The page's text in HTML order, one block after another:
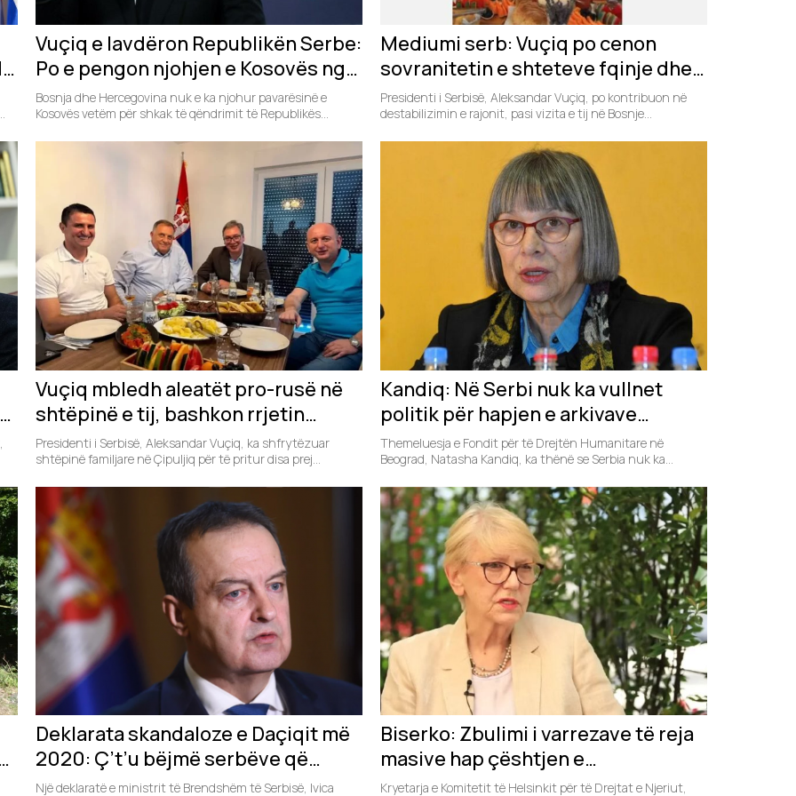
Vuçiq e lavdëron Republikën Serbe:
Po e pengon njohjen e Kosovës nga
Bosnja e Hercegovina
Bosnja dhe Hercegovina nuk e ka njohur pavarësinë e
Kosovës vetëm për shkak të qëndrimit të Republikës...
Mediumi serb: Vuçiq po cenon
sovranitetin e shteteve fqinje dhe
po kthehet në faktor destabilizues
të Ballkanit
Presidenti i Serbisë, Aleksandar Vuçiq, po kontribuon në
destabilizimin e rajonit, pasi vizita e tij në Bosnje...
Vuçiq mbledh aleatët pro-rusë në
shtëpinë e tij, bashkon rrjetin
politik të “Botës serbe”
Presidenti i Serbisë, Aleksandar Vuçiq, ka shfrytëzuar
shtëpinë familjare në Çipuljiq për të pritur disa prej
Kandiq: Në Serbi nuk ka vullnet
politik për hapjen e arkivave
shtetërore
Themeluesja e Fondit për të Drejtën Humanitare në
Beograd, Natasha Kandiq, ka thënë se Serbia nuk ka...
Deklarata skandaloze e Daçiqit më
2020: Ç’t’u bëjmë serbëve që
tregojnë ku u varrosëm shqiptarët
Një deklaratë e ministrit të Brendshëm të Serbisë, Ivica
Biserko: Zbulimi i varrezave të reja
masive hap çështjen e
përgjegjësisë së Serbisë për
Kryetarja e Komitetit të Helsinkit për të Drejtat e Njeriut,